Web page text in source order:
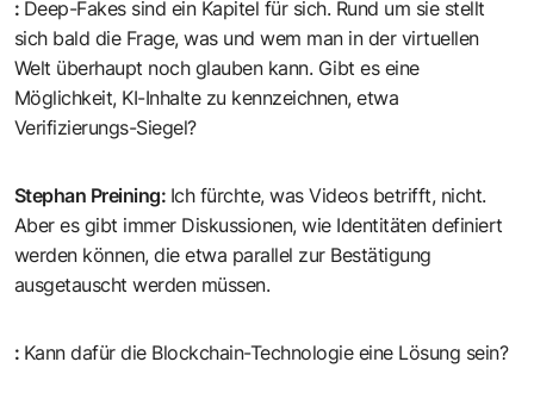
: Deep-Fakes sind ein Kapitel für sich. Rund um sie stellt
sich bald die Frage, was und wem man in der virtuellen
Welt überhaupt noch glauben kann. Gibt es eine
Möglichkeit, KI-Inhalte zu kennzeichnen, etwa
Verifizierungs-Siegel?
Stephan Preining: Ich fürchte, was Videos betrifft, nicht.
Aber es gibt immer Diskussionen, wie Identitäten definiert
werden können, die etwa parallel zur Bestätigung
ausgetauscht werden müssen.
: Kann dafür die Blockchain-Technologie eine Lösung sein?